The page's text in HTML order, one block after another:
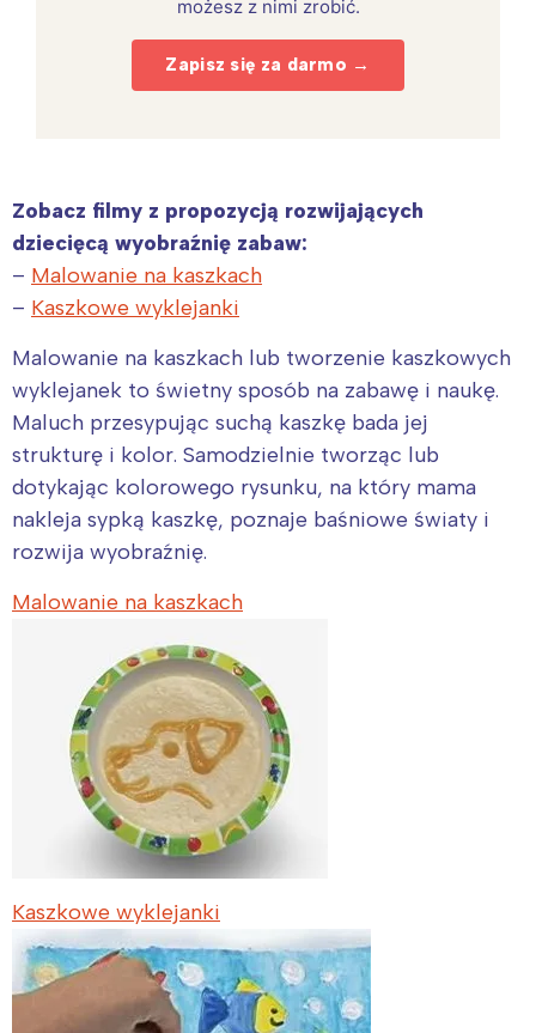
możesz z nimi zrobić.
Zapisz się za darmo →
Zobacz filmy z propozycją rozwijających
dziecięcą wyobraźnię zabaw:
– Malowanie na kaszkach
– Kaszkowe wyklejanki
Malowanie na kaszkach lub tworzenie kaszkowych
wyklejanek to świetny sposób na zabawę i naukę.
Maluch przesypując suchą kaszkę bada jej
strukturę i kolor. Samodzielnie tworząc lub
dotykając kolorowego rysunku, na który mama
nakleja sypką kaszkę, poznaje baśniowe światy i
rozwija wyobraźnię.
Malowanie na kaszkach
Kaszkowe wyklejanki
Interesują mnie wydarzenia z
tego regionu:
Łódź
Trójmiasto
Poznań
Wrocław
Kraków
Południe
Wybieram